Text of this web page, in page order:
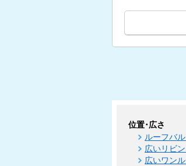
位置･広さ
ルーフバ
広いリビ
広いワン